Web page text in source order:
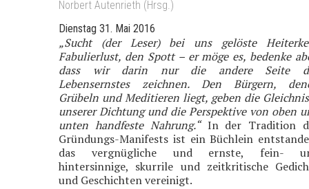
Norbert Autenrieth (Hrsg.)
Dienstag 31. Mai 2016
„Sucht (der Leser) bei uns gelöste
Fabulierlust, den Spott – er möge es, bedenke
dass wir darin nur die andere Seite
Lebensernstes zeichnen. Den Bürgern,
Grübeln und Meditieren liegt, geben die
unserer Dichtung und die Perspektive von oben
unten handfeste Nahrung.“In der Tradition
Gründungs-Manifests ist ein Büchlein
das vergnügliche und ernste, fein-
hintersinnige, skurrile und zeitkritische
und Geschichten vereinigt.